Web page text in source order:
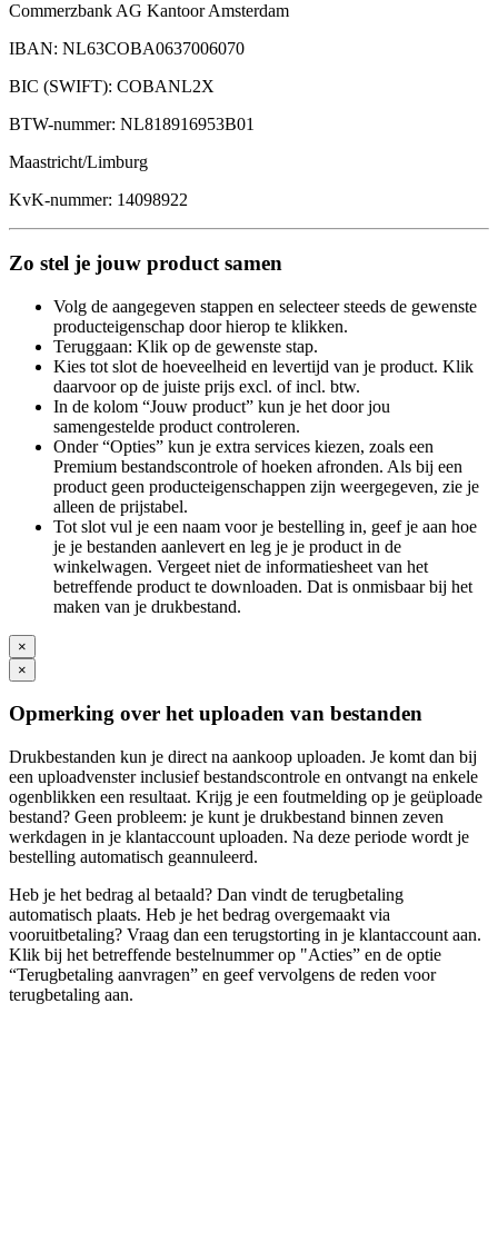
Commerzbank AG Kantoor Amsterdam
IBAN: NL63COBA0637006070
BIC (SWIFT): COBANL2X
BTW-nummer: NL818916953B01
Maastricht/Limburg
KvK-nummer: 14098922
Zo stel je jouw product samen
Volg de aangegeven stappen en selecteer steeds de gewenste
producteigenschap door hierop te klikken.
Teruggaan: Klik op de gewenste stap.
Kies tot slot de hoeveelheid en levertijd van je product. Klik
daarvoor op de juiste prijs excl. of incl. btw.
In de kolom “Jouw product” kun je het door jou
samengestelde product controleren.
Onder “Opties” kun je extra services kiezen, zoals een
Premium bestandscontrole of hoeken afronden. Als bij een
product geen producteigenschappen zijn weergegeven, zie je
alleen de prijstabel.
Tot slot vul je een naam voor je bestelling in, geef je aan hoe
je je bestanden aanlevert en leg je je product in de
winkelwagen. Vergeet niet de informatiesheet van het
betreffende product te downloaden. Dat is onmisbaar bij het
maken van je drukbestand.
×
×
Opmerking over het uploaden van bestanden
Drukbestanden kun je direct na aankoop uploaden. Je komt dan bij
een uploadvenster inclusief bestandscontrole en ontvangt na enkele
ogenblikken een resultaat. Krijg je een foutmelding op je geüploade
bestand? Geen probleem: je kunt je drukbestand binnen zeven
werkdagen in je klantaccount uploaden. Na deze periode wordt je
bestelling automatisch geannuleerd.
Heb je het bedrag al betaald? Dan vindt de terugbetaling
automatisch plaats. Heb je het bedrag overgemaakt via
vooruitbetaling? Vraag dan een terugstorting in je klantaccount aan.
Klik bij het betreffende bestelnummer op "Acties” en de optie
“Terugbetaling aanvragen” en geef vervolgens de reden voor
terugbetaling aan.